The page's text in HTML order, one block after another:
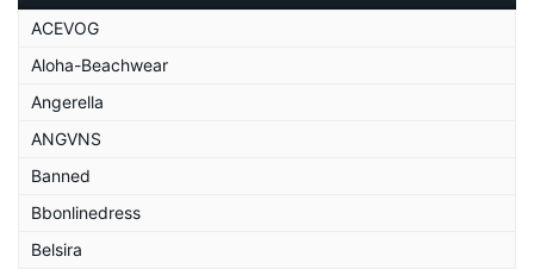
ACEVOG
Aloha-Beachwear
Angerella
ANGVNS
Banned
Bbonlinedress
Belsira